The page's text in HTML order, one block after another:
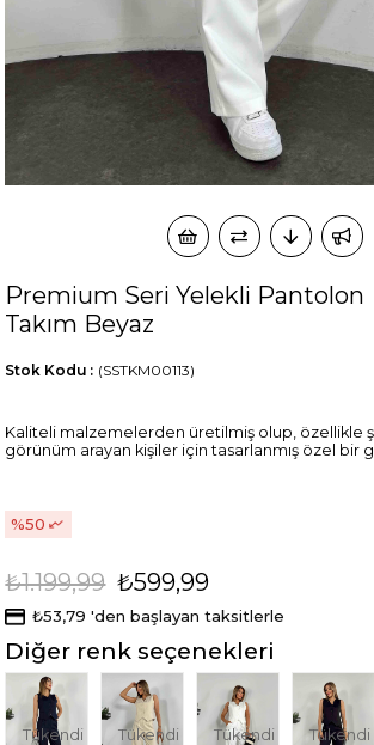
Premium Seri Yelekli Pantolon
Takım Beyaz
(SSTKM00113)
Stok Kodu
Kaliteli malzemelerden üretilmiş olup, özellikle
görünüm arayan kişiler için tasarlanmış özel bir
50
₺1.199,99 ₺599,99
₺53,79 'den başlayan taksitlerle
Diğer renk seçenekleri
Tükendi Tükendi Tükendi Tükendi